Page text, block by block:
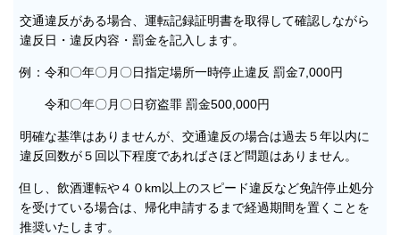
交通違反がある場合、運転記録証明書を取得して確認しながら
違反日・違反内容・罰金を記入します。
例：令和〇年〇月〇日指定場所一時停止違反 罰金7,000円
令和〇年〇月〇日窃盗罪 罰金500,000円
明確な基準はありませんが、交通違反の場合は過去５年以内に
違反回数が５回以下程度であればさほど問題はありません。
但し、飲酒運転や４０km以上のスピード違反など免許停止処分
を受けている場合は、帰化申請するまで経過期間を置くことを
推奨いたします。